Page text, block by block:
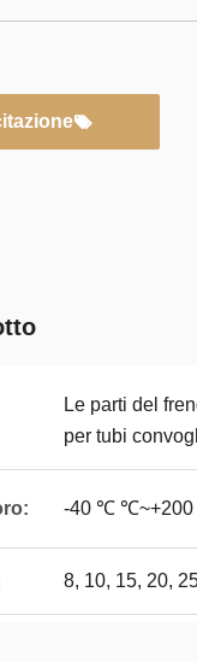
Le parti del
per tubi
-40 ℃ ℃~+200
8, 10, 15, 20,